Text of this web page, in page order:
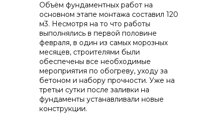
Объём фундаментных работ на
основном этапе монтажа составил 120
м3. Несмотря на то что работы
выполнялись в первой половине
февраля, в один из самых морозных
месяцев, строителями были
обеспечены все необходимые
мероприятия по обогреву, уходу за
бетоном и набору прочности. Уже на
третьи сутки после заливки на
фундаменты устанавливали новые
конструкции.